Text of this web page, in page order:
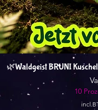
🌿Waldgeist BRUNI
10